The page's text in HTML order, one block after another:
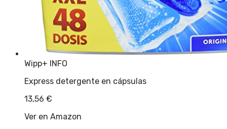
Wipp+ INFO
Express detergente en cápsulas
13,56 €
Ver en Amazon